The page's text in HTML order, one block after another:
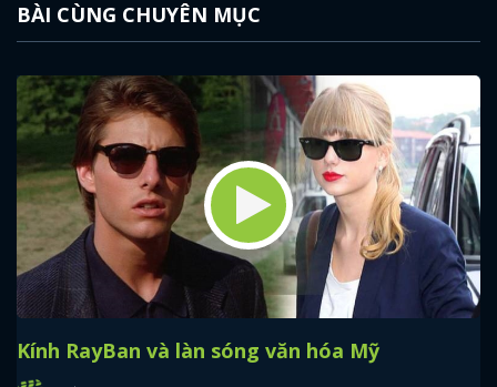
BÀI CÙNG CHUYÊN MỤC
Kính RayBan và làn sóng văn hóa Mỹ